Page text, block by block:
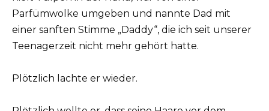
Parfümwolke umgeben und nannte Dad mit
einer sanften Stimme „Daddy“, die ich seit unserer
Teenagerzeit nicht mehr gehört hatte.
Plötzlich lachte er wieder.